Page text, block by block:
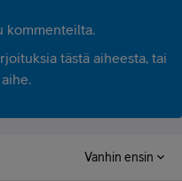
kommenteilta.
tästä aiheesta, tai
Vanhin ensin